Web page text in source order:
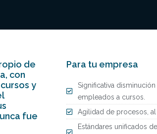
de
con
y
fue
Para tu empresa
Significativa
empleados a cursos.
Agilidad de procesos,
Estándares unificados